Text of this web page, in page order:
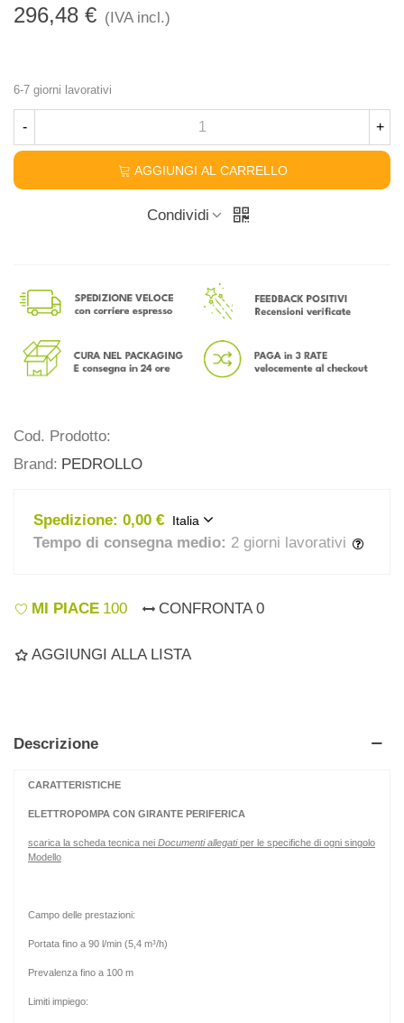
296,48 € (IVA incl.)
6-7 giorni lavorativi
- +
AGGIUNGI AL CARRELLO
Condividi
Cod. Prodotto:
Brand: PEDROLLO
Spedizione: 0,00 € Italia
Tempo di consegna medio: 2 giorni lavorativi
MI PIACE 100 CONFRONTA 0
AGGIUNGI ALLA LISTA
Descrizione
CARATTERISTICHE
ELETTROPOMPA CON GIRANTE PERIFERICA
scarica la scheda tecnica nei Documenti allegatiper le specifiche di ogni singolo
Modello
Campo delle prestazioni:
Portata fino a 90 l/min (5,4 m³/h)
Prevalenza fino a 100 m
Limiti impiego: